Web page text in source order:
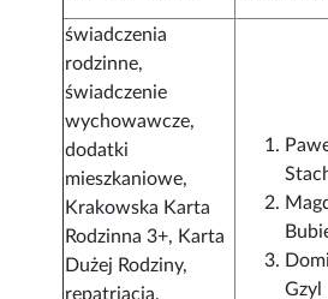
świadczenia
rodzinne,
świadczenie
wychowawcze,
dodatki
mieszkaniowe,
Krakowska Karta
Rodzinna 3+, Karta
Dużej Rodziny,
repatriacja,
Gzyl